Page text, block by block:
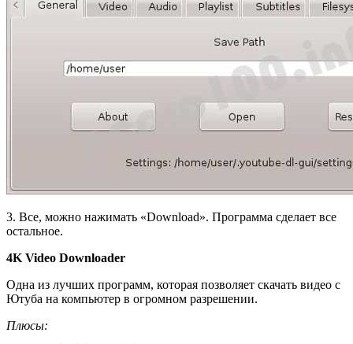
3. Все, можно нажимать «Download». Программа сделает все
остальное.
4K Video Downloader
Одна из лучших программ, которая позволяет скачать видео с
Ютуба на компьютер в огромном разрешении.
Плюсы: